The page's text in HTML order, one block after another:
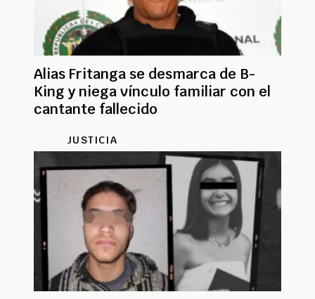
Alias Fritanga se desmarca de B-
King y niega vínculo familiar con el
cantante fallecido
JUSTICIA